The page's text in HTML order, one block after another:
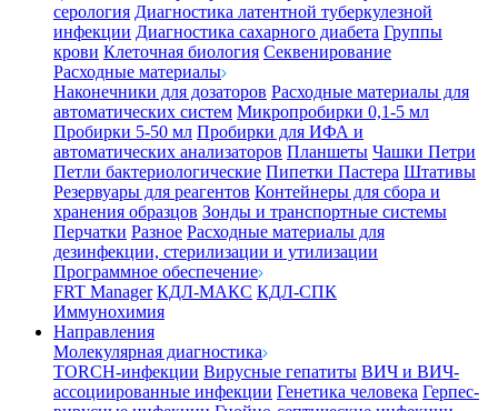
серология Диагностика латентной туберкулезной
инфекции Диагностика сахарного диабета Группы
крови Клеточная биология Секвенирование
Расходные материалы
Наконечники для дозаторов Расходные материалы для
автоматических систем Микропробирки 0,1-5 мл
Пробирки 5-50 мл Пробирки для ИФА и
автоматических анализаторов Планшеты Чашки Петри
Петли бактериологические Пипетки Пастера Штативы
Резервуары для реагентов Контейнеры для сбора и
хранения образцов Зонды и транспортные системы
Перчатки Разное Расходные материалы для
дезинфекции, стерилизации и утилизации
Программное обеспечение
FRT Manager КДЛ-МАКС КДЛ-СПК
Иммунохимия
Направления
Молекулярная диагностика
TORCH-инфекции Вирусные гепатиты ВИЧ и ВИЧ-
ассоциированные инфекции Генетика человека Герпес-